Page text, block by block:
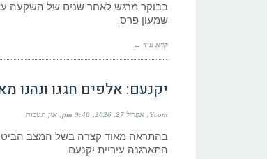
בבוקר מרגש לאחר שנים של השקעה
שמעון פרס.
קרא עוד ←
יקנעם: אלפים חגגו ונהנו
Ycom אפריל 27, 2026 9:40 pm אין תגובות
בהתראה מאוד קצרה בשל המצב
התארגנה עיריית יקנעם